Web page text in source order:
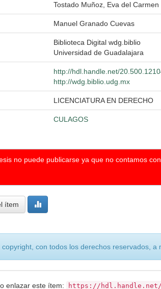
Tostado Muñoz, Eva del Carmen
Manuel Granado Cuevas
Biblioteca Digital wdg.biblio
Universidad de Guadalajara
http://hdl.handle.net/
http://wdg.biblio.udg.mx
LICENCIATURA EN DERECHO
CULAGOS
no puede publicarse ya que no contamos
ítem
con todos los derechos reservados, a
enlazar este ítem: https://hdl.handle.net/